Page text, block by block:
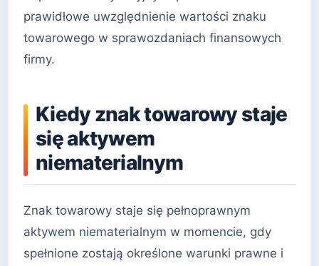
prawidłowe uwzględnienie wartości znaku
towarowego w sprawozdaniach finansowych
firmy.
Kiedy znak towarowy staje
się aktywem
niematerialnym
Znak towarowy staje się pełnoprawnym
aktywem niematerialnym w momencie, gdy
spełnione zostają określone warunki prawne i